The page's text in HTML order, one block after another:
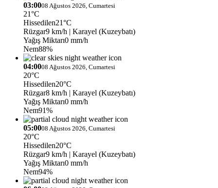
03:0008 Ağustos 2026, Cumartesi
21°C
Hissedilen21°C
Rüzgar9 km/h | Karayel (Kuzeybatı)
Yağış Miktarı0 mm/h
Nem88%
04:0008 Ağustos 2026, Cumartesi
20°C
Hissedilen20°C
Rüzgar8 km/h | Karayel (Kuzeybatı)
Yağış Miktarı0 mm/h
Nem91%
05:0008 Ağustos 2026, Cumartesi
20°C
Hissedilen20°C
Rüzgar9 km/h | Karayel (Kuzeybatı)
Yağış Miktarı0 mm/h
Nem94%